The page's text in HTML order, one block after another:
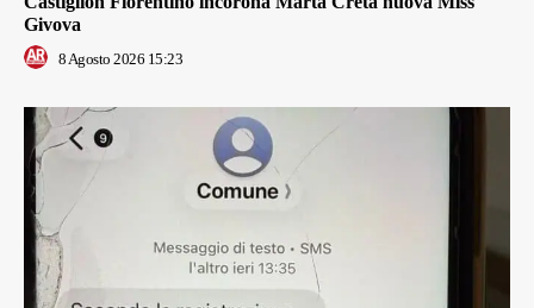
Givova
8 Agosto 2026 15:23